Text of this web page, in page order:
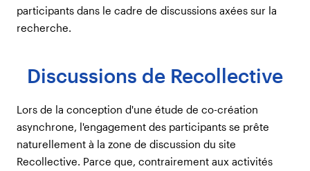
participants dans le cadre de discussions axées sur la
recherche.
Discussions de Recollective
Lors de la conception d'une étude de co-création
asynchrone, l'engagement des participants se prête
naturellement à la zone de discussion du site
Recollective. Parce que, contrairement aux activités